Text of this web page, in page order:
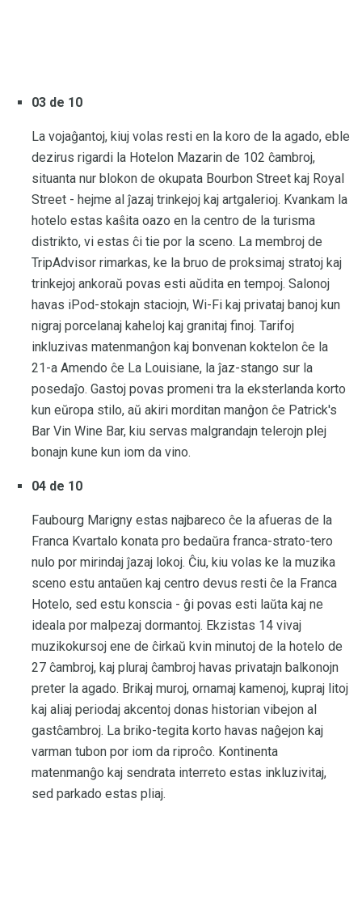
03 de 10
La vojaĝantoj, kiuj volas resti en la koro de la agado, eble
dezirus rigardi la Hotelon Mazarin de 102 ĉambroj,
situanta nur blokon de okupata Bourbon Street kaj Royal
Street - hejme al ĵazaj trinkejoj kaj artgalerioj. Kvankam la
hotelo estas kaŝita oazo en la centro de la turisma
distrikto, vi estas ĉi tie por la sceno. La membroj de
TripAdvisor rimarkas, ke la bruo de proksimaj stratoj kaj
trinkejoj ankoraŭ povas esti aŭdita en tempoj. Salonoj
havas iPod-stokajn staciojn, Wi-Fi kaj privataj banoj kun
nigraj porcelanaj kaheloj kaj granitaj finoj. Tarifoj
inkluzivas matenmanĝon kaj bonvenan koktelon ĉe la
21-a Amendo ĉe La Louisiane, la ĵaz-stango sur la
posedaĵo. Gastoj povas promeni tra la eksterlanda korto
kun eŭropa stilo, aŭ akiri morditan manĝon ĉe Patrick's
Bar Vin Wine Bar, kiu servas malgrandajn telerojn plej
bonajn kune kun iom da vino.
04 de 10
Faubourg Marigny estas najbareco ĉe la afueras de la
Franca Kvartalo konata pro bedaŭra franca-strato-tero
nulo por mirindaj ĵazaj lokoj. Ĉiu, kiu volas ke la muzika
sceno estu antaŭen kaj centro devus resti ĉe la Franca
Hotelo, sed estu konscia - ĝi povas esti laŭta kaj ne
ideala por malpezaj dormantoj. Ekzistas 14 vivaj
muzikokursoj ene de ĉirkaŭ kvin minutoj de la hotelo de
27 ĉambroj, kaj pluraj ĉambroj havas privatajn balkonojn
preter la agado. Brikaj muroj, ornamaj kamenoj, kupraj litoj
kaj aliaj periodaj akcentoj donas historian vibejon al
gastĉambroj. La briko-tegita korto havas naĝejon kaj
varman tubon por iom da riproĉo. Kontinenta
matenmanĝo kaj sendrata interreto estas inkluzivitaj,
sed parkado estas pliaj.